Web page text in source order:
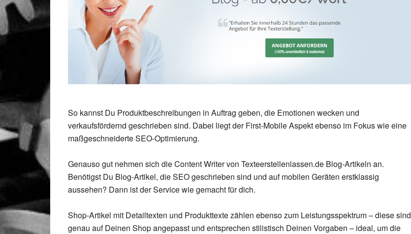
So kannst Du Produktbeschreibungen in Auftrag geben, die Emotionen wecken und
verkaufsfördernd geschrieben sind. Dabei liegt der First-Mobile Aspekt ebenso im Fokus wie eine
maßgeschneiderte SEO-Optimierung.
Genauso gut nehmen sich die Content Writer von Texteerstellenlassen.de Blog-Artikeln an.
Benötigst Du Blog-Artikel, die SEO geschrieben sind und auf mobilen Geräten erstklassig
aussehen? Dann ist der Service wie gemacht für dich.
Shop-Artikel mit Detailtexten und Produkttexte zählen ebenso zum Leistungsspektrum – diese sind
genau auf Deinen Shop angepasst und entsprechen stilistisch Deinen Vorgaben – ideal, um die